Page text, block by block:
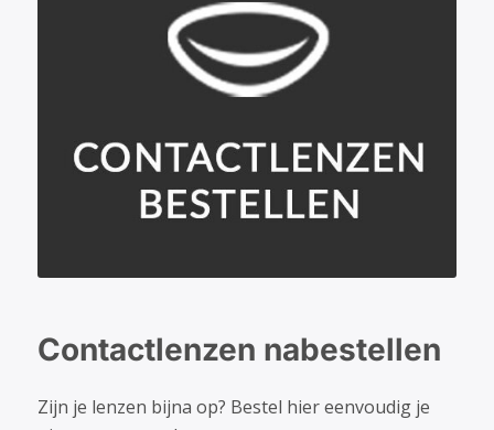
Contactlenzen nabestellen
Zijn je lenzen bijna op? Bestel hier eenvoudig je